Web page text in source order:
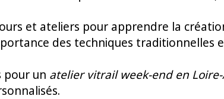
et ateliers pour apprendre la
des techniques
pour un atelier vitrail week-end en